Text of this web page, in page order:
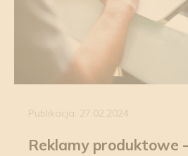
Publikacja: 27.02.2024
Reklamy produktowe